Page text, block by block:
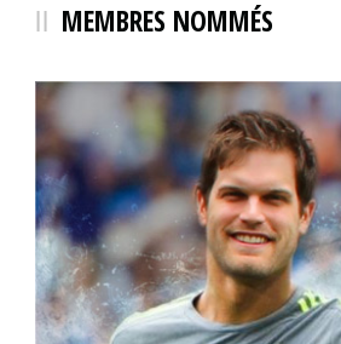
MEMBRES NOMMÉS